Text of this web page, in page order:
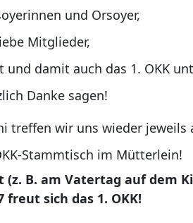
und Orsoyer,
Mitglieder,
damit auch das 1. OKK
Danke sagen!
treffen wir uns wieder jeweils
Stammtisch im Mütterlein!
B. am Vatertag auf dem
freut sich das 1. OKK!